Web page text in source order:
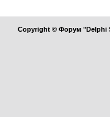
Copyright © Форум "Delphi